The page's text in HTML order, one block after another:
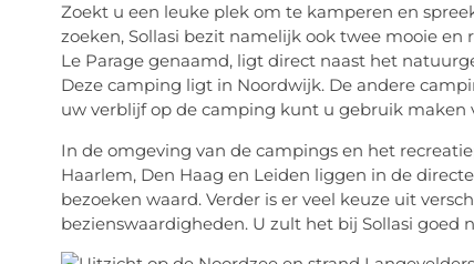
Zoekt u een leuke plek om te kamperen en
zoeken, Sollasi bezit namelijk ook twee mooie en
Le Parage genaamd, ligt direct naast het
Deze camping ligt in Noordwijk. De andere
uw verblijf op de camping kunt u gebruik maken
In de omgeving van de campings en het
Haarlem, Den Haag en Leiden liggen in de
bezoeken waard. Verder is er veel keuze uit
bezienswaardigheden. U zult het bij Sollasi goed